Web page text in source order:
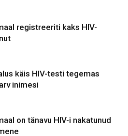
registreeriti kaks HIV-
käis HIV-testi tegemas
inimesi
on tänavu HIV-i nakatunud